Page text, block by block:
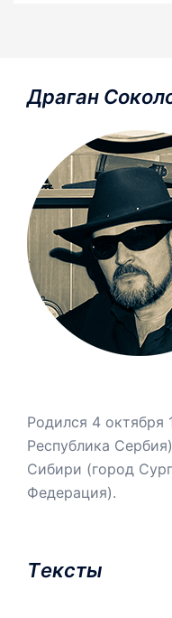
Драган
Родился 4 октября
Республика
Сибири (город
Федерация).
Tексты